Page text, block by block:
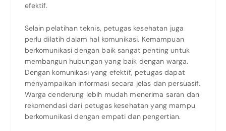
efektif.
Selain pelatihan teknis, petugas kesehatan juga
perlu dilatih dalam hal komunikasi. Kemampuan
berkomunikasi dengan baik sangat penting untuk
membangun hubungan yang baik dengan warga.
Dengan komunikasi yang efektif, petugas dapat
menyampaikan informasi secara jelas dan persuasif.
Warga cenderung lebih mudah menerima saran dan
rekomendasi dari petugas kesehatan yang mampu
berkomunikasi dengan empati dan pengertian.